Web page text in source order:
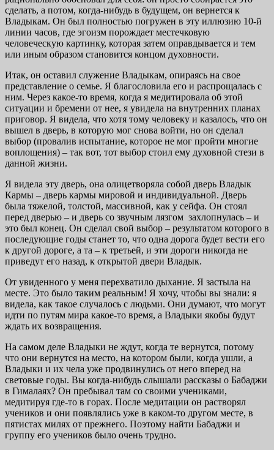
сделать, а потом, когда-нибудь в будущем, он вернется к
Владыкам. Он был полностью погружен в эту иллюзию 10-й
линии часов, где эгоизм порождает местечковую
человеческую картинку, которая затем оправдывается и тем
или иным образом становится концом духовности.
Итак, он оставил служение Владыкам, опираясь на свое
представление о семье. Я благословила его и распрощалась с
ним. Через какое-то время, когда я медитировала об этой
ситуации и бремени от нее, я увидела на внутренних планах
приговор. Я видела, что хотя тому человеку и казалось, что он
вышел в дверь, в которую мог снова войти, но он сделал
выбор (провалив испытание, которое не мог пройти многие
воплощения) – так вот, тот выбор стоил ему духовной стези в
данной жизни.
Я видела эту дверь, она олицетворяла собой дверь Владык
Кармы – дверь кармы мировой и индивидуальной. Дверь
была тяжелой, толстой, массивной, как у сейфа. Он стоял
перед дверью – и дверь со звучным лязгом захлопнулась – и
это был конец. Он сделал свой выбор – результатом которого в
последующие годы станет то, что одна дорога будет вести его
к другой дороге, а та – к третьей, и эти дороги никогда не
приведут его назад, к открытой двери Владык.
От увиденного у меня перехватило дыхание. Я застыла на
месте. Это было таким реальным! Я хочу, чтобы вы знали: я
видела, как такое случалось с людьми. Они думают, что могут
идти по путям мира какое-то время, а Владыки якобы будут
ждать их возвращения.
На самом деле Владыки не ждут, когда те вернутся, потому
что они вернутся на место, на котором были, когда ушли, а
Владыки и их чела уже продвинулись от него вперед на
световые годы. Вы когда-нибудь слышали рассказы о Бабаджи
в Гималаях? Он пребывал там со своими учениками,
медитируя где-то в горах. После медитации он растворял
учеников и они появлялись уже в каком-то другом месте, в
пятистах милях от прежнего. Поэтому найти Бабаджи и
группу его учеников было очень трудно.